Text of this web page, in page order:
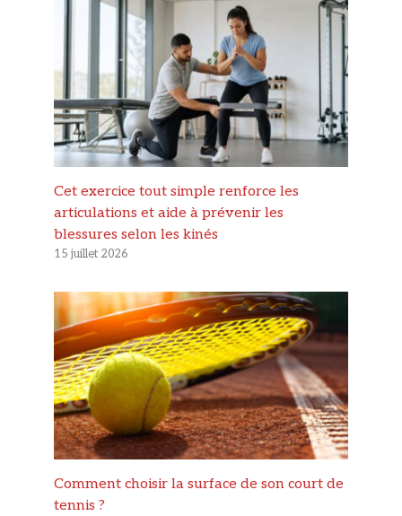
Cet exercice tout simple renforce les
articulations et aide à prévenir les
blessures selon les kinés
15 juillet 2026
Comment choisir la surface de son court de
tennis ?